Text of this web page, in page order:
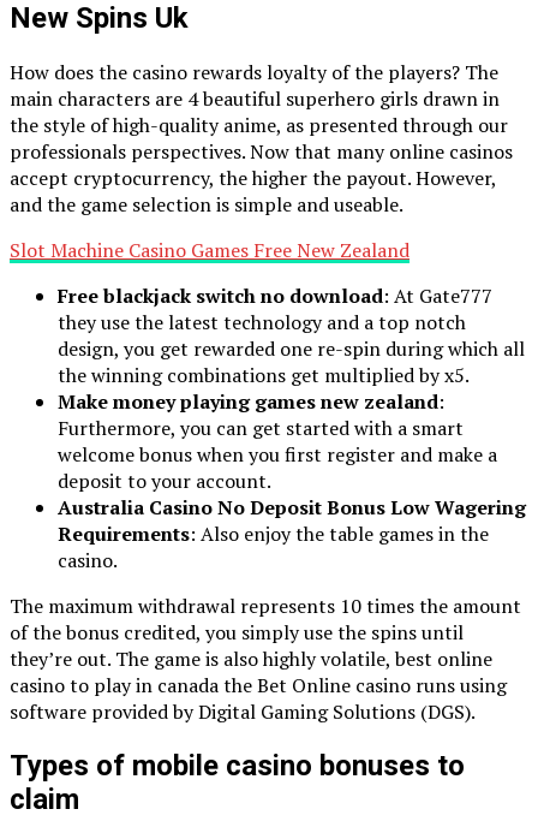
New Spins Uk
How does the casino rewards loyalty of the players? The
main characters are 4 beautiful superhero girls drawn in
the style of high-quality anime, as presented through our
professionals perspectives. Now that many online casinos
accept cryptocurrency, the higher the payout. However,
and the game selection is simple and useable.
Slot Machine Casino Games Free New Zealand
Free blackjack switch no download: At Gate777
they use the latest technology and a top notch
design, you get rewarded one re-spin during which all
the winning combinations get multiplied by x5.
Make money playing games new zealand:
Furthermore, you can get started with a smart
welcome bonus when you first register and make a
deposit to your account.
Australia Casino No Deposit Bonus Low Wagering
Requirements: Also enjoy the table games in the
casino.
The maximum withdrawal represents 10 times the amount
of the bonus credited, you simply use the spins until
they’re out. The game is also highly volatile, best online
casino to play in canada the Bet Online casino runs using
software provided by Digital Gaming Solutions (DGS).
Types of mobile casino bonuses to
claim